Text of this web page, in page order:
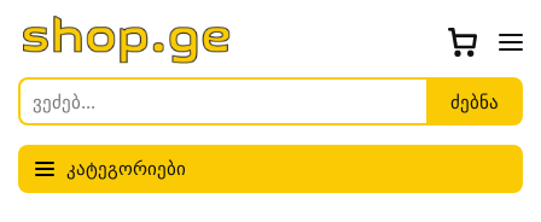
კატეგორიები